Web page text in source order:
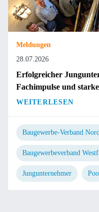
Meldungen
28.07.2026
Erfolgreicher
Fachimpulse und
WEITERLESEN
Baugewerbe-Verband
Baugewerbeverband
Jungunternehmer